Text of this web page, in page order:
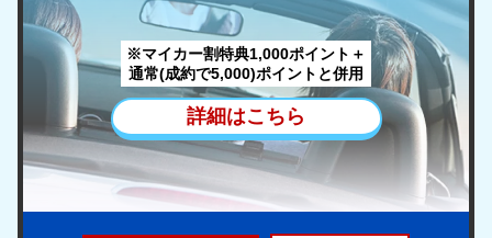
※マイカー割特典1,000ポイント＋
通常(成約で5,000)ポイントと併用
詳細はこちら